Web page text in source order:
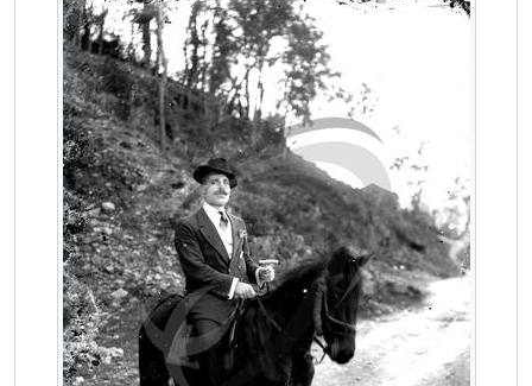
[Item] Retrato de aluno universitário
[Item] Retrato de criança
[Item] Retrato de mulher com vestuário regional
[Item] Retrato de mulher com vestuário regional
[Item] Retrato de criança
[Item] Retrato de mulher
[Item] Retrato de homem
[Item] Retrato de criança
[Item] Retrato de criança
[Item] Retrato de criança
[Item] Retrato de criança
[Item] Retrato de homem
[Item] Retrato de mulher